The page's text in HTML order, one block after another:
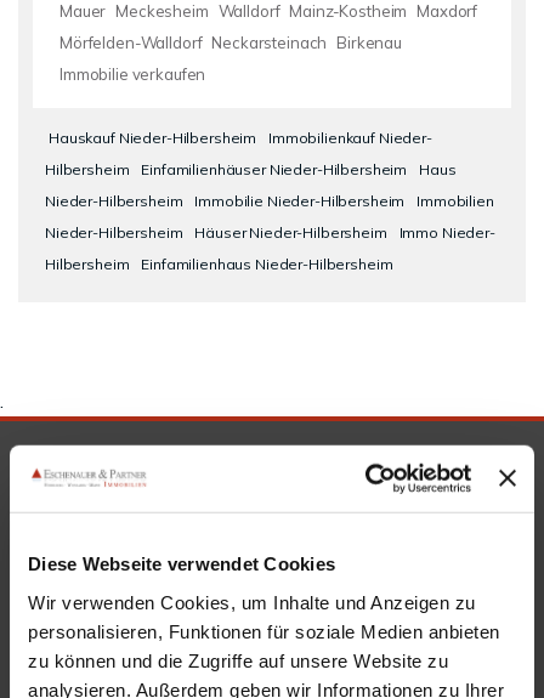
Diese Webseite verwendet Cookies
Wir verwenden Cookies, um Inhalte und Anzeigen zu
personalisieren, Funktionen für soziale Medien anbieten
zu können und die Zugriffe auf unsere Website zu
analysieren. Außerdem geben wir Informationen zu Ihrer
Mauer Meckesheim Walldorf Mainz-Kostheim
Maxdorf
Mörfelden-Walldorf Neckarsteinach
Birkenau
Immobilie verkaufen
Hauskauf Nieder-Hilbersheim
Immobilienkauf Nieder-
Hilbersheim
Einfamilienhäuser Nieder-Hilbersheim
Haus
Nieder-Hilbersheim
Immobilie Nieder-Hilbersheim
Immobilien
Nieder-Hilbersheim
Häuser Nieder-Hilbersheim
Immo Nieder-
Hilbersheim
Einfamilienhaus Nieder-Hilbersheim
.
SICHERHEIT & KOMPETENZ